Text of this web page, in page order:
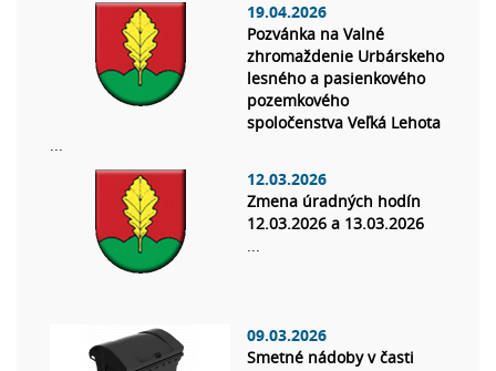
19.04.2026
Pozvánka na Valné
zhromaždenie Urbárskeho
lesného a pasienkového
pozemkového
spoločenstva Veľká Lehota
...
12.03.2026
Zmena úradných hodín
12.03.2026 a 13.03.2026
...
09.03.2026
Smetné nádoby v časti